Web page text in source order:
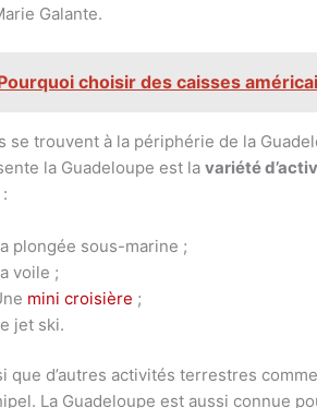
Galante.
choisir des caisses
se trouvent à la périphérie de la
la Guadeloupe est lavariété
plongée sous-marine ;
voile ;
mini croisière ;
jet ski.
que d’autres activités terrestres
La Guadeloupe est aussi connue